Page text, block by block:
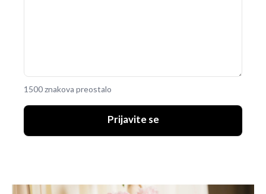
1500 znakova preostalo
Prijavite se